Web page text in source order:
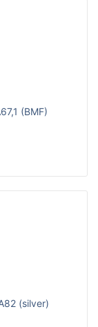
(BMF)
(silver)